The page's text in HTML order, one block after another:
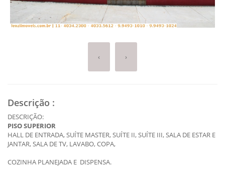
‹ ›
Descrição :
DESCRIÇÃO:
PISO SUPERIOR
HALL DE ENTRADA, SUÍTE MASTER, SUÍTE II, SUÍTE III, SALA DE ESTAR E
JANTAR, SALA DE TV, LAVABO, COPA,
COZINHA PLANEJADA E DISPENSA.